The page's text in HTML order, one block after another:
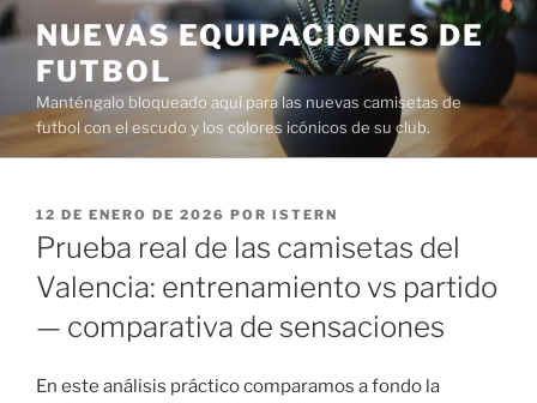
Saltar
al
contenido
NUEVAS EQUIPACIONES DE
FUTBOL
Manténgalo bloqueado aquí para las nuevas camisetas de
futbol con el escudo y los colores icónicos de su club.
PUBLICADO
EL
12 DE ENERO DE 2026 POR ISTERN
Prueba real de las camisetas del
Valencia: entrenamiento vs partido
— comparativa de sensaciones
En este análisis práctico comparamos a fondo la